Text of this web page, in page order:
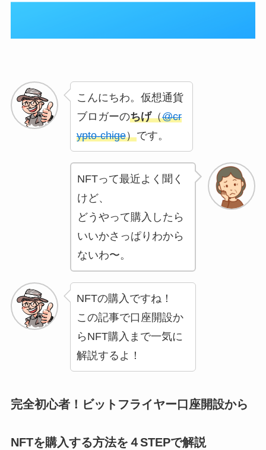
こんにちわ。仮想通貨
ブロガーのちげ（@cr
ypto-chige）です。
NFTって最近よく聞く
けど、
どうやって購入したら
いいかさっぱりわから
ないわ〜。
NFTの購入ですね！
この記事で口座開設か
らNFT購入まで一気に
解説するよ！
完全初心者！ビットフライヤー口座開設から
NFTを購入する方法を４STEPで解説